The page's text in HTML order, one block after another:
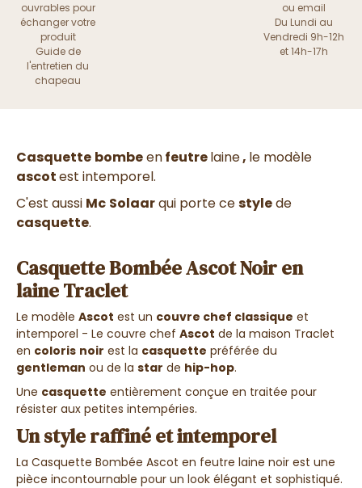
ouvrables pour
échanger votre
produit
Guide de
l'entretien du
chapeau
ou email
Du Lundi au
Vendredi 9h-12h
et 14h-17h
Casquette bombeenfeutrelaine, le modèle
ascotest intemporel.
C'est aussi Mc Solaarqui porte cestylede
casquette.
Casquette Bombée Ascot Noir en
laine Traclet
Le modèle Ascot est un couvre chef classique et
intemporel - Le couvre chef Ascot de la maison Traclet
en coloris noir est la casquette préférée du
gentleman ou de la star de hip-hop.
Une casquette entièrement conçue en traitée pour
résister aux petites intempéries.
Un style raffiné et intemporel
La Casquette Bombée Ascot en feutre laine noir est une
pièce incontournable pour un look élégant et sophistiqué.